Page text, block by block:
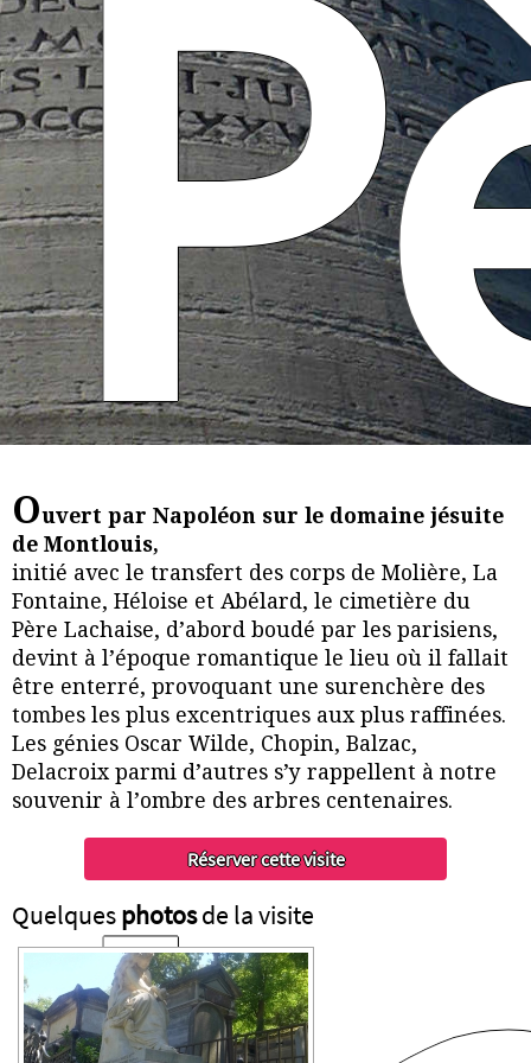
Ouvert par Napoléon sur le domaine jésuite
de Montlouis,
initié avec le transfert des corps de Molière, La
Fontaine, Héloise et Abélard, le cimetière du
Père Lachaise, d’abord boudé par les parisiens,
devint à l’époque romantique le lieu où il fallait
être enterré, provoquant une surenchère des
tombes les plus excentriques aux plus raffinées.
Les génies Oscar Wilde, Chopin, Balzac,
Delacroix parmi d’autres s’y rappellent à notre
souvenir à l’ombre des arbres centenaires.
Quelquesphotosde la visite